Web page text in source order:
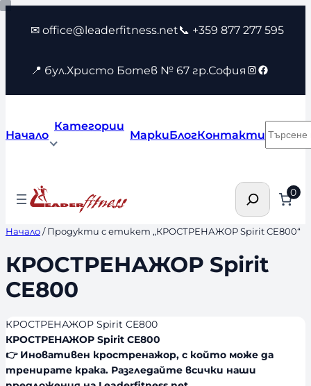
Към
съдържанието
✉ office@leaderfitness.net📞 +359 877 277 595
📍 бул.Христо Ботев № 67 гр.София Instagram
Facebook
Начало
Категории
МаркиБлогКонтакти
Търсене 0
Начало/ Продукти с етикет „КРОСТРЕНАЖОР Spirit CE800“
КРОСТРЕНАЖОР Spirit
CE800
КРОСТРЕНАЖОР Spirit CE800
КРОСТРЕНАЖОР Spirit CE800
👉 Иновативен кростренажор, с който може да
тренирате крака. Разгледайте всички наши